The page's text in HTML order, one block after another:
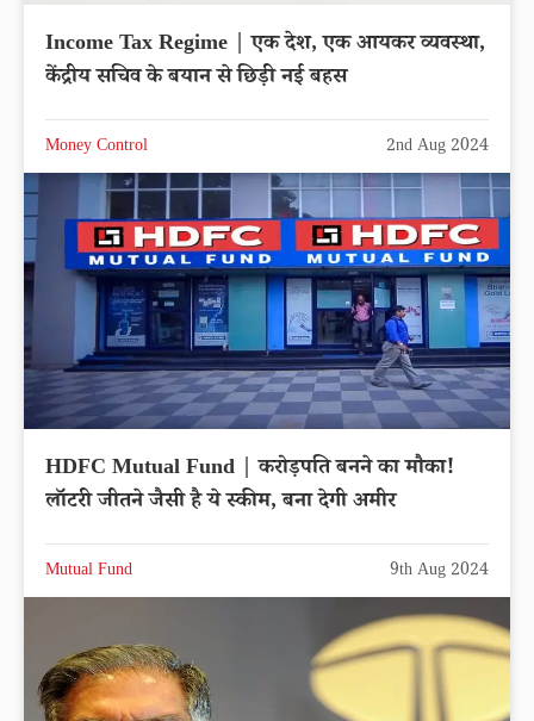
Income Tax Regime | एक देश, एक आयकर व्यवस्था,
केंद्रीय सचिव के बयान से छिड़ी नई बहस
Money Control 2nd Aug 2024
HDFC Mutual Fund | करोड़पति बनने का मौका!
लॉटरी जीतने जैसी है ये स्कीम, बना देगी अमीर
Mutual Fund 9th Aug 2024